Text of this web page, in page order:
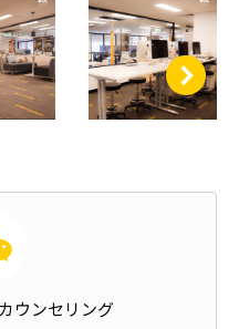
ウンセリング